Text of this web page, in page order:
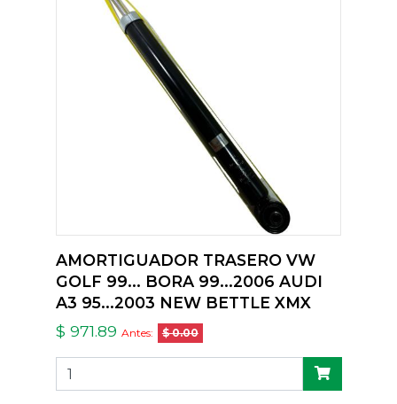
AMORTIGUADOR TRASERO VW
GOLF 99... BORA 99...2006 AUDI
A3 95...2003 NEW BETTLE XMX
$ 971.89 Antes: $ 0.00